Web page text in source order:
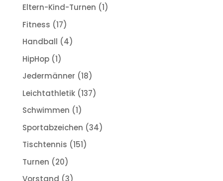
Eltern-Kind-Turnen (1)
Fitness (17)
Handball (4)
HipHop(1)
Jedermänner (18)
Leichtathletik(137)
Schwimmen (1)
Sportabzeichen (34)
Tischtennis (151)
Turnen (20)
Vorstand (3)